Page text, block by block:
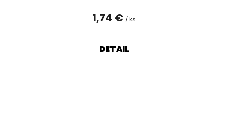
1,74 € / ks
DETAIL